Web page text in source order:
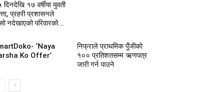
दिनदेखि १७ वर्षीया युवती
प्रहरी प्रशासनले
नदेखाएको परिवारको...
‘Naya
Ko Offer’
निफ्राले प्राथमिक पुँजीको
१०० प्रतिशतसम्म ऋणपत्र
जारी गर्न पाउने